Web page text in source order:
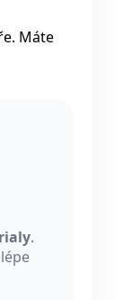
Máte
.